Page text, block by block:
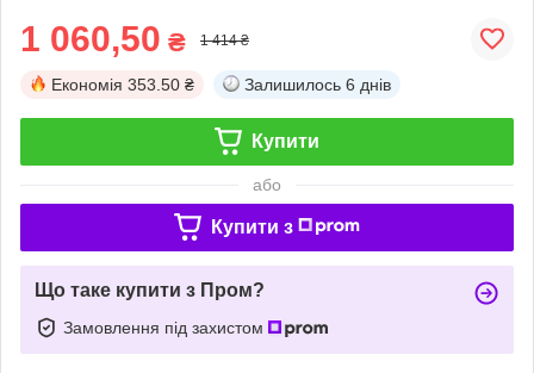
1 060,50 ₴ 1 414 ₴
Економія 353.50 ₴ Залишилось 6 днів
Купити
або
Купити з
Що таке купити з Пром?
Замовлення під захистом